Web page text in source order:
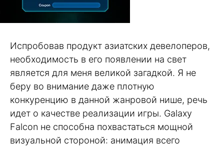
Испробовав продукт азиатских девелоперов,
необходимость в его появлении на свет
является для меня великой загадкой. Я не
беру во внимание даже плотную
конкуренцию в данной жанровой нише, речь
идет о качестве реализации игры. Galaxy
Falcon не способна похвастаться мощной
визуальной стороной: анимация всего